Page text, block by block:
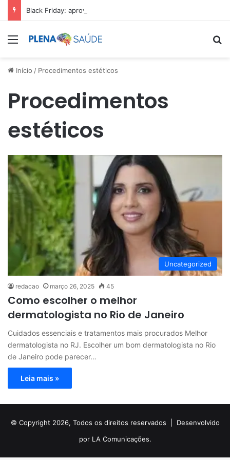
Black Friday: aproveite antes que acabe
Menu
Início / Procedimentos estéticos
Procedimentos
estéticos
Uncategorized
redacao março 26, 2025 45
Como escolher o melhor
dermatologista no Rio de Janeiro
Cuidados essenciais e tratamentos mais procurados Melhor
dermatologista no RJ. Escolher um bom dermatologista no Rio
de Janeiro pode parecer…
Leia mais »
© Copyright 2026, Todos os direitos reservados | Desenvolvido
por LA Comunicações.